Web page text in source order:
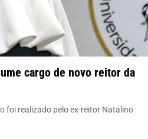
cargo de novo reitor da
foi realizado pelo ex-reitor Natalino